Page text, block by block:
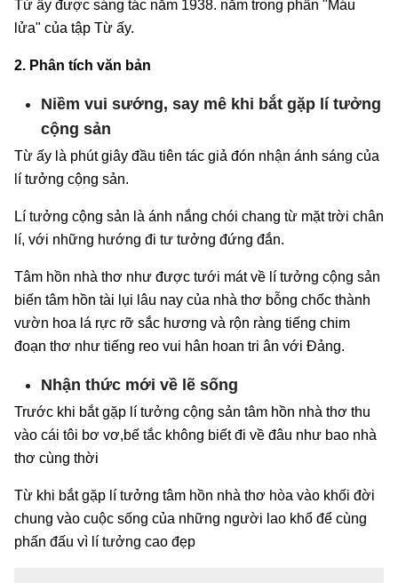
Từ ấy được sáng tác năm 1938. nằm trong phần "Máu
lửa" của tập Từ ấy.
2. Phân tích văn bản
Niềm vui sướng, say mê khi bắt gặp lí tưởng
cộng sản
Từ ấy là phút giây đầu tiên tác giả đón nhận ánh sáng của
lí tưởng cộng sản.
Lí tưởng cộng sản là ánh nắng chói chang từ mặt trời chân
lí, với những hướng đi tư tưởng đứng đắn.
Tâm hồn nhà thơ như được tưới mát về lí tưởng cộng sản
biến tâm hồn tài lụi lâu nay của nhà thơ bỗng chốc thành
vườn hoa lá rực rỡ sắc hương và rộn ràng tiếng chim
đoạn thơ như tiếng reo vui hân hoan tri ân với Đảng.
Nhận thức mới về lẽ sống
Trước khi bắt gặp lí tưởng cộng sản tâm hồn nhà thơ thu
vào cái tôi bơ vơ,bế tắc không biết đi về đâu như bao nhà
thơ cùng thời
Từ khi bắt gặp lí tưởng tâm hồn nhà thơ hòa vào khối đời
chung vào cuộc sống của những người lao khổ để cùng
phấn đấu vì lí tưởng cao đẹp